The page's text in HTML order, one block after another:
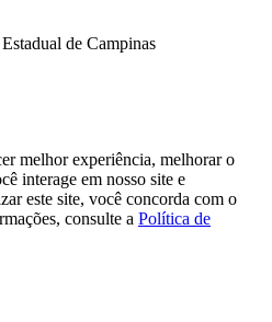
de Campinas
melhor experiência, melhorar o
interage em nosso site e
este site, você concorda com o
consulte a Política de